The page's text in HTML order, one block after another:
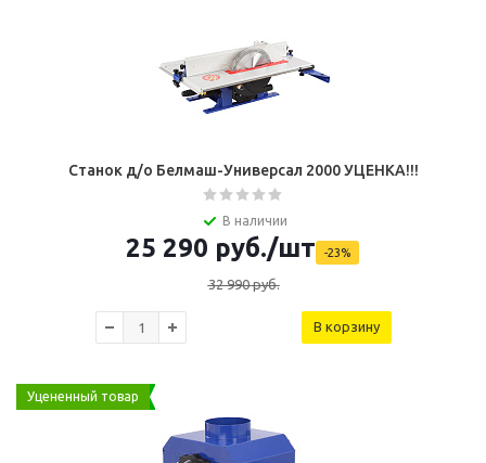
Станок д/о Белмаш-Универсал 2000 УЦЕНКА!!!
В наличии
25 290 руб./шт -23%
32 990руб.
В корзину
Уцененный товар